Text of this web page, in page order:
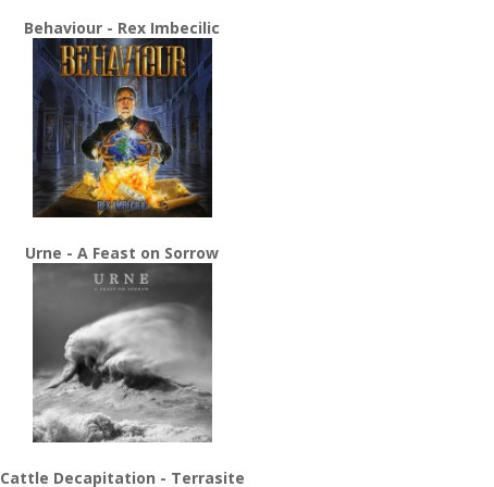
Behaviour - Rex Imbecilic
Urne - A Feast on Sorrow
Cattle Decapitation - Terrasite